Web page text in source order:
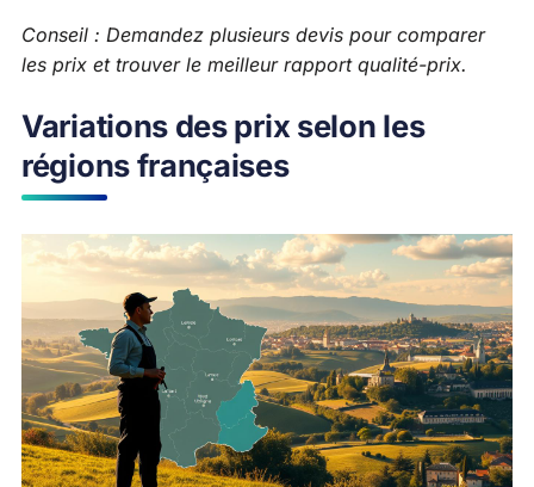
Conseil : Demandez plusieurs devis pour comparer
les prix et trouver le meilleur rapport qualité-prix.
Variations des prix selon les
régions françaises